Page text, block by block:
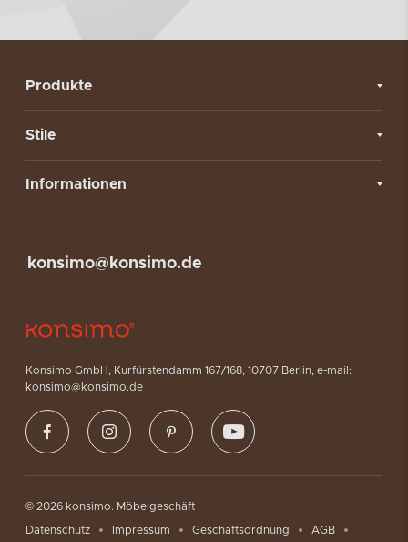
Produkte
Stile
Informationen
Konsimo GmbH, Kurfürstendamm 167/168, 10707 Berlin, e-mail:
konsimo@konsimo.de
konsimo@konsimo.de
© 2026 konsimo. Möbelgeschäft
Datenschutz Impressum Geschäftsordnung
AGB